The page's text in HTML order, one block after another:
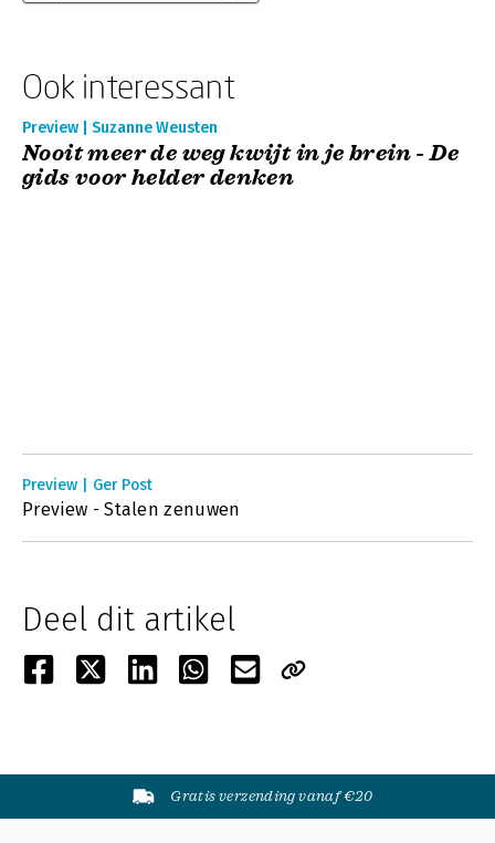
Ook interessant
Preview | Suzanne Weusten
Nooit meer de weg kwijt in je brein - De
gids voor helder denken
Preview | Ger Post
Preview - Stalen zenuwen
Deel dit artikel
Gratis verzending vanaf €20